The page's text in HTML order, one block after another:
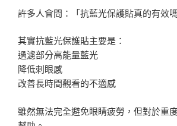
許多人會問：「抗藍光保護貼真的有效嗎
其實抗藍光保護貼主要是：
過濾部分高能量藍光
降低刺眼感
改善長時間觀看的不適感
雖然無法完全避免眼睛疲勞，但對於重